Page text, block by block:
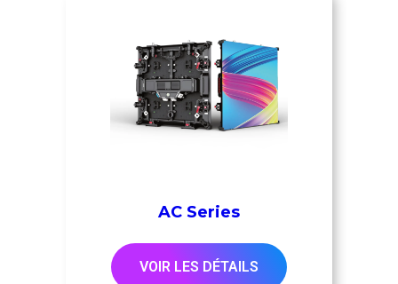
AC Series
VOIR LES DÉTAILS